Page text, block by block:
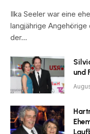
Ilka Seeler war eine
langjährige
der…
und